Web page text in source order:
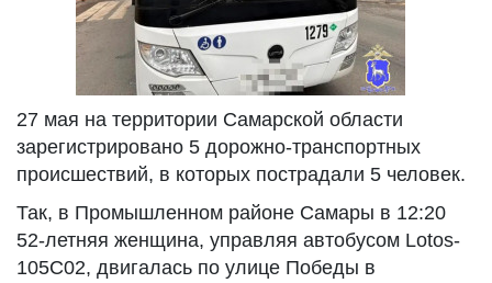
27 мая на территории Самарской области
зарегистрировано 5 дорожно-транспортных
происшествий, в которых пострадали 5 человек.
Так, в Промышленном районе Самары в 12:20
52-летняя женщина, управляя автобусом Lotos-
105C02, двигалась по улице Победы в